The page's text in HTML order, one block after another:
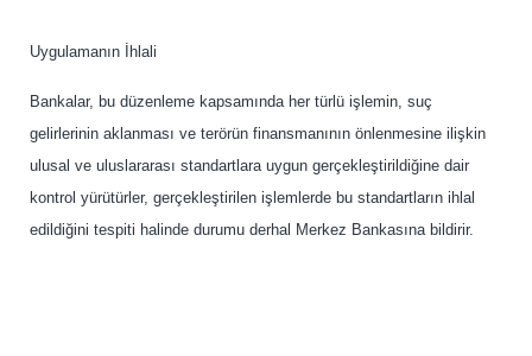
Uygulamanın İhlali
Bankalar, bu düzenleme kapsamında her türlü işlemin, suç
gelirlerinin aklanması ve terörün finansmanının önlenmesine ilişkin
ulusal ve uluslararası standartlara uygun gerçekleştirildiğine dair
kontrol yürütürler, gerçekleştirilen işlemlerde bu standartların ihlal
edildiğini tespiti halinde durumu derhal Merkez Bankasına bildirir.